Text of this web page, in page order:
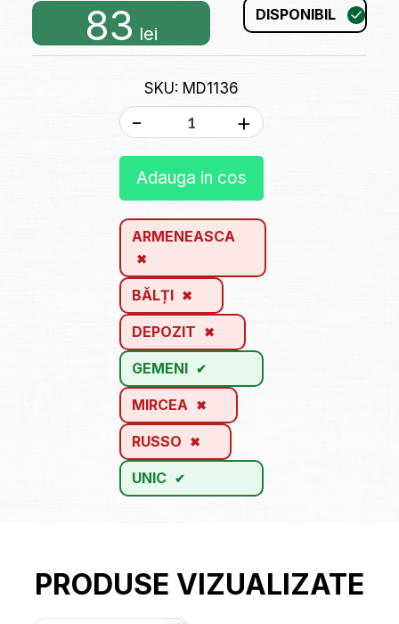
83 lei
DISPONIBIL
SKU: MD1136
- +
Adauga in cos
ARMENEASCA
BĂLȚI
DEPOZIT
GEMENI
MIRCEA
RUSSO
UNIC
PRODUSE VIZUALIZATE